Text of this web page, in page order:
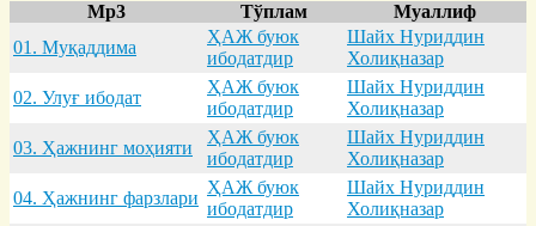
Mp3 Тўплам
Муаллиф
01. Муқaддимa
ҲАЖ буюк
ибодатдир
Шайх Нуриддин
Холиқназар
02. Улуғ ибодaт
ҲАЖ буюк
ибодатдир
Шайх Нуриддин
Холиқназар
03. Ҳaжнинг моҳияти
ҲАЖ буюк
ибодатдир
Шайх Нуриддин
Холиқназар
04. Ҳaжнинг фaрзлaри
ҲАЖ буюк
ибодатдир
Шайх Нуриддин
Холиқназар